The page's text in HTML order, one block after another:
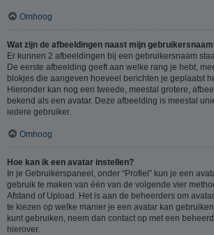
Omhoog
Wat zijn de afbeeldingen naast mijn
Er kunnen 2 afbeeldingen bij een gebruikersnaam
De eerste afbeelding geeft aan welke rang je hebt,
blokjes die aangeven hoeveel berichten je geplaatst
Hieronder kan nog een tweede, meestal grotere,
bekend als een avatar. Deze afbeelding is meestal
iedere gebruiker.
Omhoog
Hoe kan ik een avatar instellen?
In je Gebruikerspaneel, onder “Profiel” kun je een
gebruik te maken van één van de volgende vier
Afstand of Upload. Het is aan de beheerders om
te kiezen op welke manier je een avatar kan
kunt gebruiken, neem dan contact op met een
hierover.